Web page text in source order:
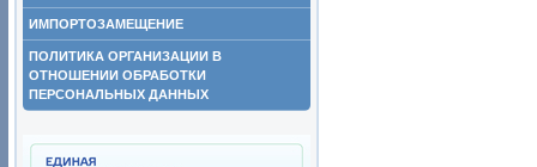
ИМПОРТОЗАМЕЩЕНИЕ
ПОЛИТИКА ОРГАНИЗАЦИИ В
ОТНОШЕНИИ ОБРАБОТКИ
ПЕРСОНАЛЬНЫХ ДАННЫХ